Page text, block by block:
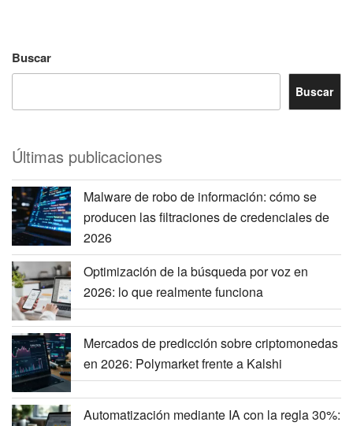
Buscar
Buscar
Últimas publicaciones
Malware de robo de información: cómo se
producen las filtraciones de credenciales de
2026
Optimización de la búsqueda por voz en
2026: lo que realmente funciona
Mercados de predicción sobre criptomonedas
en 2026: Polymarket frente a Kalshi
Automatización mediante IA con la regla 30%: